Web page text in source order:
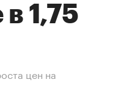
1,75
цен на